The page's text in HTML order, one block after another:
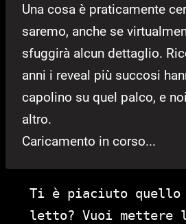
Una cosa è praticamente
saremo, anche se
sfuggirà alcun dettaglio.
anni i reveal più succosi
capolino su quel palco, e
altro.
Caricamento in corso...
Ti è piaciuto quello
letto? Vuoi mettere